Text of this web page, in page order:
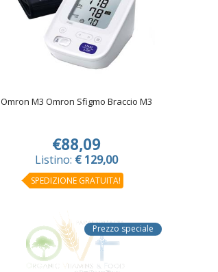
Omron M3 Omron Sfigmo Braccio M3
€88,09
Listino: € 129,00
SPEDIZIONE GRATUITA!
Prezzo speciale